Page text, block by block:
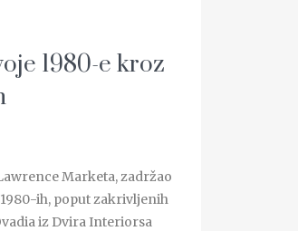
1980-e kroz
Marketa, zadržao
ih, poput zakrivljenih
iz Dvira Interiorsa